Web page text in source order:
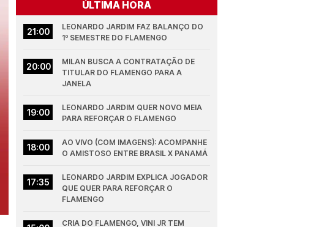
ÚLTIMA HORA
21:00
LEONARDO JARDIM FAZ BALANÇO DO
1º SEMESTRE DO FLAMENGO
20:00
MILAN BUSCA A CONTRATAÇÃO DE
TITULAR DO FLAMENGO PARA A
JANELA
19:00
LEONARDO JARDIM QUER NOVO MEIA
PARA REFORÇAR O FLAMENGO
18:00
AO VIVO (COM IMAGENS): ACOMPANHE
O AMISTOSO ENTRE BRASIL X PANAMÁ
17:35
LEONARDO JARDIM EXPLICA JOGADOR
QUE QUER PARA REFORÇAR O
FLAMENGO
CRIA DO FLAMENGO, VINI JR TEM